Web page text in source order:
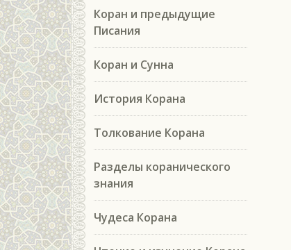
Коран и предыдущие
Писания
Коран и Сунна
История Корана
Толкование Корана
Разделы коранического
знания
Чудеса Корана